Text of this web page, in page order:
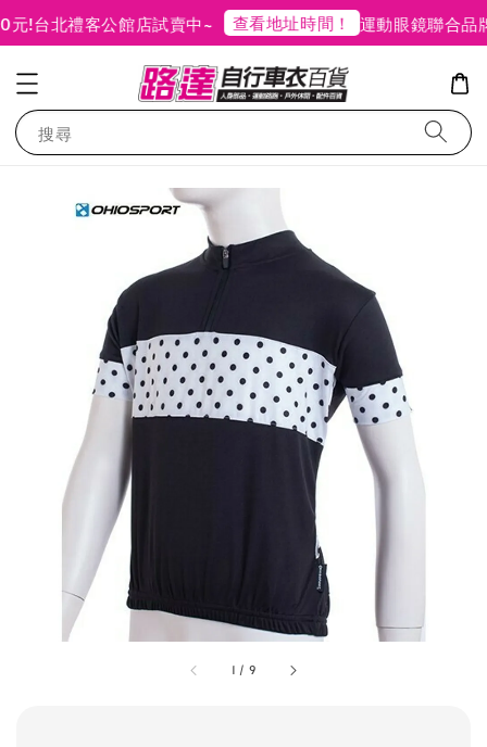
!台北禮客公館店試賣中~ 查看地址時間！ 運動眼鏡聯合品牌
搜尋
1 / 9